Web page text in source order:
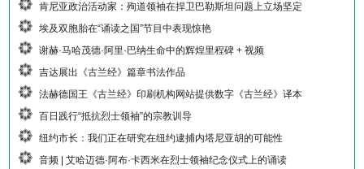
肯尼亚政治活动家：殉道领袖在捍卫巴勒斯坦问题上立场坚定
埃及双胞胎在“诵读之国”节目中表现惊艳
谢赫·马哈茂德·阿里·巴纳生命中的辉煌里程碑 + 视频
吉达展出《古兰经》篇章书法作品
法赫德国王《古兰经》印刷机构网站提供数字《古兰经》译本
百日践行“抵抗烈士领袖”的宗教训导
纽约市长：我们正在研究在纽约逮捕内塔尼亚胡的可能性
音频 | 艾哈迈德·阿布·卡西米在烈士领袖纪念仪式上的诵读